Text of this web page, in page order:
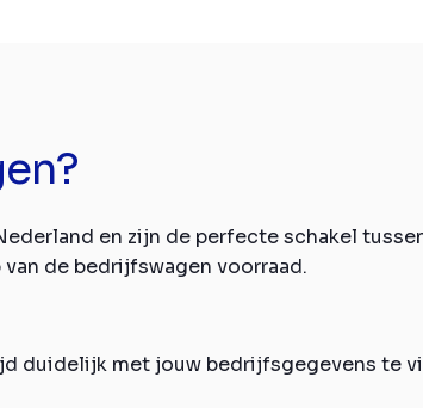
en zijn de perfecte schakel
de bedrijfswagen voorraad.
duidelijk met jouw bedrijfsgegevens te